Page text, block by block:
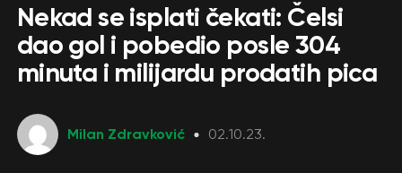
Nekad se isplati čekati: Čelsi
dao gol i pobedio posle 304
minuta i milijardu prodatih pica
Milan Zdravković 02.10.23.